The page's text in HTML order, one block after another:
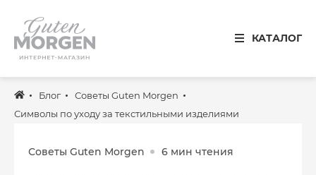
КАТАЛОГ
Иваново
8 800 100 34 50
Звонок по России бесплатный
Спальня
Столовая
Блог
Советы Guten Morgen
Символы по уходу за текстильными изделиями
Советы Guten Morgen 6 мин чтения